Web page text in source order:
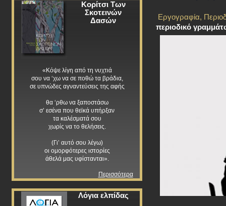
Κορίτσι Των
Σκοτεινών
Δασών
«Κόψε λίγη από τη νυχτιά
σου να ‘χω να σε ποθώ τα βράδια,
σε υπνώδες αγναντεύσεις της αφής
θα ‘ρθω να ξαποστάσω
σ’ εσένα που θεϊκά υπήρξαν
τα καλέσματά σου
χωρίς να το θελήσεις.
(Γι’ αυτό σου λέγω)
οι ομορφότερες ιστορίες
άθελά μας υφίστανται».
Περισσότερα
Λόγια ελπίδας
Εργογραφία,
περιοδικό